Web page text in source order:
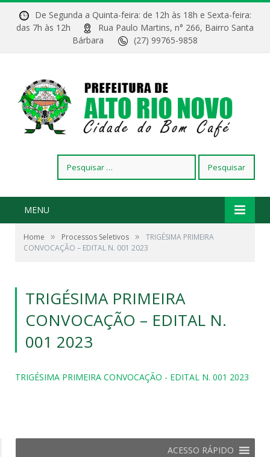
De Segunda a Quinta-feira: de 12h às 18h e Sexta-feira:
das 7h às 12h
Rua Paulo Martins, n° 266, Bairro Santa
Bárbara
(27) 99765-9858
por:
MENU
Home » Processos Seletivos »
TRIGÉSIMA PRIMEIRA
CONVOCAÇÃO – EDITAL N. 001 2023
TRIGÉSIMA PRIMEIRA
CONVOCAÇÃO – EDITAL N.
001 2023
TRIGÉSIMA PRIMEIRA CONVOCAÇÃO - EDITAL N. 001 2023
ACESSO RÁPIDO